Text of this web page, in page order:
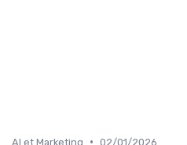
AI et Marketing • 02/01/2026